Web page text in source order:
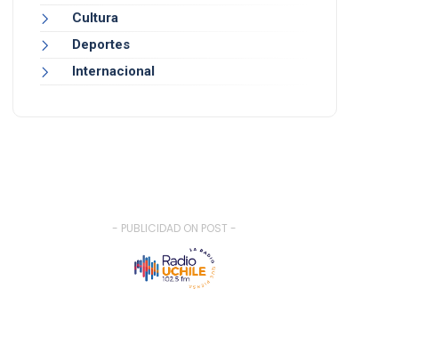
Cultura
Deportes
Internacional
- PUBLICIDAD ON POST -